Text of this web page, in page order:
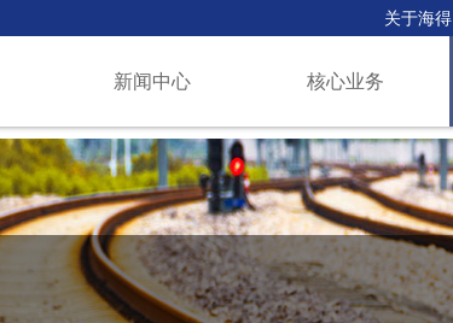
关于海得
新闻中心 核心业务